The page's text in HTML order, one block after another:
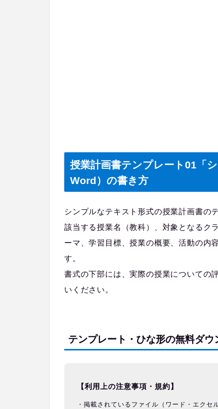
授業計画書テンプレート01「
Word）の書き方
シンプルなテキスト形式の授業計画書の
該当する授業名（教科）、対象となるク
ーマ、学習目標、授業の概要、活動の内
す。
書式の下部には、実際の授業についての
いください。
テンプレート・ひな形の無料ダウ
【利用上の注意事項・規約】
掲載されているファイル（ワード・エクセ